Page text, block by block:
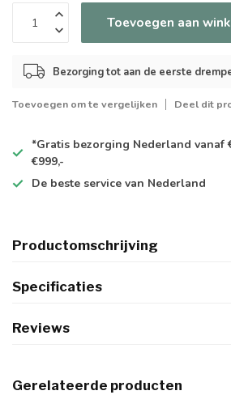
Toevoegen aan
Bezorging tot aan de eerste
Toevoegen om te vergelijken Deel dit
*Gratis bezorging Nederland vanaf
€999,-
De beste service van Nederland
Productomschrijving
Specificaties
Reviews
Gerelateerde producten